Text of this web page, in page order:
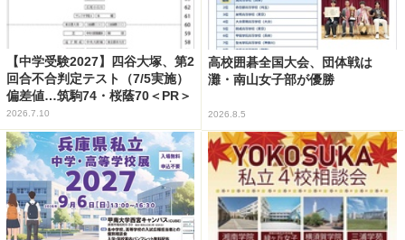
【中学受験2027】四谷大塚、第2
回合不合判定テスト（7/5実施）
偏差値…筑駒74・桜蔭70＜PR＞
2026.7.10
高校囲碁全国大会、団体戦は
灘・南山女子部が優勝
2026.8.5